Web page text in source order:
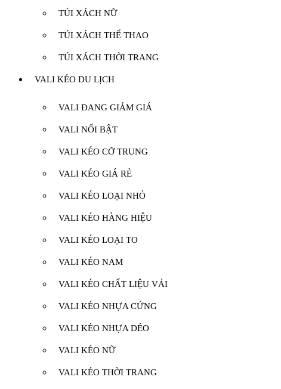
TÚI XÁCH NỮ
TÚI XÁCH THỂ THAO
TÚI XÁCH THỜI TRANG
VALI KÉO DU LỊCH
VALI ĐANG GIẢM GIÁ
VALI NỔI BẬT
VALI KÉO CỠ TRUNG
VALI KÉO GIÁ RẺ
VALI KÉO LOẠI NHỎ
VALI KÉO HÀNG HIỆU
VALI KÉO LOẠI TO
VALI KÉO NAM
VALI KÉO CHẤT LIỆU VẢI
VALI KÉO NHỰA CỨNG
VALI KÉO NHỰA DẺO
VALI KÉO NỮ
VALI KÉO THỜI TRANG